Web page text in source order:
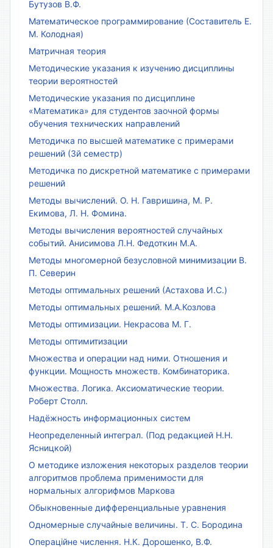
Бутузов В.Ф.
Математическое программирование (Составитель Е.
М. Колодная)
Матричная теория
Методические указания к изучению дисциплины
теории вероятностей
Методические указания по дисциплине
«Математика» для студентов заочной формы
обучения технических направлений
Методичка по высшей математике с примерами
решений (3й семестр)
Методичка по дискретной математике с примерами
решений
Методы вычислений. О. Н. Гавришина, М. Р.
Екимова, Л. Н. Фомина.
Методы вычисления вероятностей случайных
событий. Анисимова Л.Н. Федоткин М.А.
Методы многомерной безусловной минимизации В.
П. Северин
Методы оптимальных решений (Астахова И.С.)
Методы оптимальных решений. М.А.Козлова
Методы оптимизации. Некрасова М. Г.
Методы оптимитизации
Множества и операции над ними. Отношения и
функции. Мощность множеств. Комбинаторика.
Множества. Логика. Аксиоматические теории.
Роберт Столл.
Надёжность информационных систем
Неопределенный интеграл. (Под редакцией Н.Н.
Ясницкой)
О методике изложения некоторых разделов теории
алгоритмов проблема применимости для
нормальных алгорифмов Маркова
Обыкновенные дифференциальные уравнения
Одномерные случайные величины. Т. С. Бородина
Операційне числення. Н.К. Дорошенко, В.Ф.